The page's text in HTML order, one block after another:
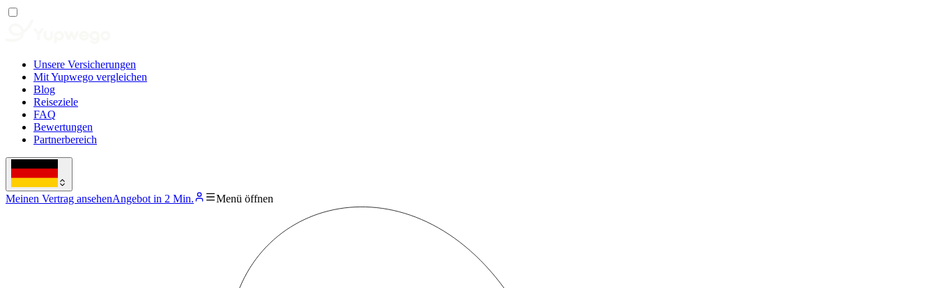
Unsere Versicherungen
Mit Yupwego vergleichen
Blog
Reiseziele
FAQ
Bewertungen
Partnerbereich
Meinen Vertrag ansehenAngebot in 2 Min. Menü öffnen